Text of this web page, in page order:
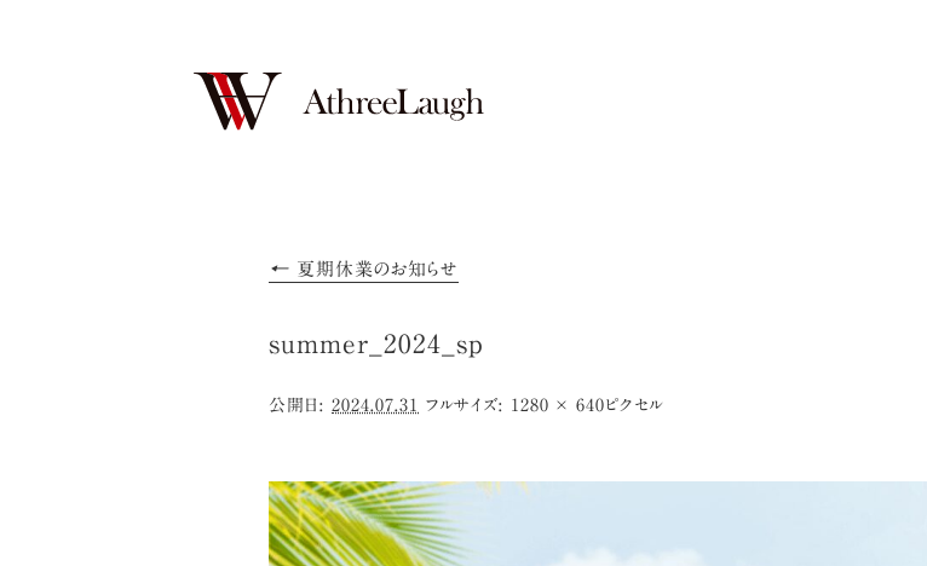
← 夏期休業のお知らせ
summer_2024_sp
公開日: 2024.07.31 フルサイズ: 1280 × 640ピクセル